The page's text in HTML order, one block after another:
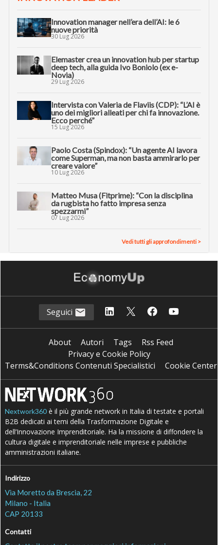
Innovation manager nell’era dell’AI: le 6
nuove priorità
30 Lug 2026
Elemaster crea un innovation hub per startup
deep tech, alla guida Ivo Boniolo (ex e-
Novia)
29 Lug 2026
Intervista con Valeria de Flaviis (CDP): “L’AI è
uno dei migliori alleati per chi fa innovazione.
Ecco perché”
15 Lug 2026
Paolo Costa (Spindox): “Un agente AI lavora
come Superman, ma non basta ammirarlo per
creare valore”
10 Lug 2026
Matteo Musa (Fitprime): “Con la disciplina
da rugbista ho fatto impresa senza
spezzarmi”
07 Lug 2026
Vedi tutti gli approfondimenti >
Seguici
About Autori Tags
Rss Feed
Privacy e Cookie Policy
Terms&Conditions Contenuti Specialistici
Cookie Center
Nextwork360 è il più grande network in Italia di testate e portali
B2B dedicati ai temi della Trasformazione Digitale e
dell’Innovazione Imprenditoriale. Ha la missione di diffondere la
cultura digitale e imprenditoriale nelle imprese e pubbliche
amministrazioni italiane.
Indirizzo
Via Moretto da Brescia, 22
Milano - Italia
CAP 20133
Contatti